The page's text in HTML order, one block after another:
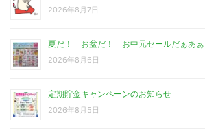
2026年8月7日
夏だ！ お盆だ！ お中元セールだぁあぁ
2026年8月6日
定期貯金キャンペーンのお知らせ
2026年8月5日